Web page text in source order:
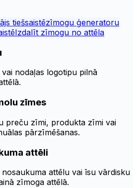
tiešsaistēzīmogu ģeneratoru
Izdalīt zīmogu no attēla
nodaļas logotipu pilnā
zīmes
preču zīmi, produkta zīmi vai
pārzīmēšanas.
attēli
attēlu vai īsu vārdisku
zīmoga attēlā.